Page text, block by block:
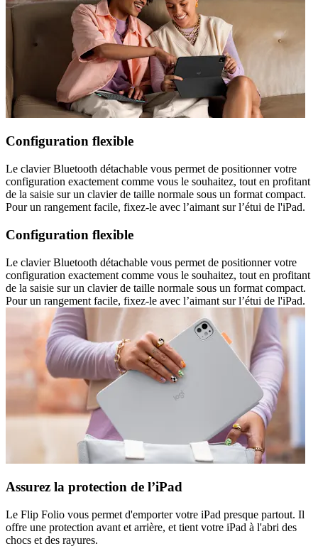
Configuration flexible
Le clavier Bluetooth détachable vous permet de positionner votre
configuration exactement comme vous le souhaitez, tout en profitant
de la saisie sur un clavier de taille normale sous un format compact.
Pour un rangement facile, fixez-le avec l’aimant sur l’étui de l'iPad.
Configuration flexible
Le clavier Bluetooth détachable vous permet de positionner votre
configuration exactement comme vous le souhaitez, tout en profitant
de la saisie sur un clavier de taille normale sous un format compact.
Pour un rangement facile, fixez-le avec l’aimant sur l’étui de l'iPad.
Assurez la protection de l’iPad
Le Flip Folio vous permet d'emporter votre iPad presque partout. Il
offre une protection avant et arrière, et tient votre iPad à l'abri des
chocs et des rayures.